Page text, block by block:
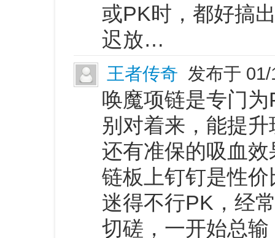
或PK时，都好搞
迟放…
王者传奇 发布于
唤魔项链是专门
别对着来，能提
还有准保的吸血
链板上钉钉是性
迷得不行PK，经
切磋，一开始总